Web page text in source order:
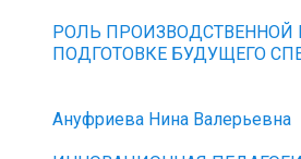
РОЛЬ ПРОИЗВОДСТВЕННОЙ
ПОДГОТОВКЕ БУДУЩЕГО
Ануфриева Нина Валерьевна